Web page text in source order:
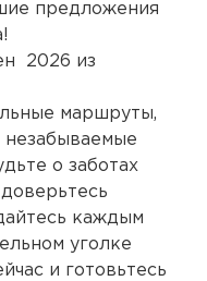
предложения
2026 из
маршруты,
о заботах
каждым
уголке
и готовьтесь